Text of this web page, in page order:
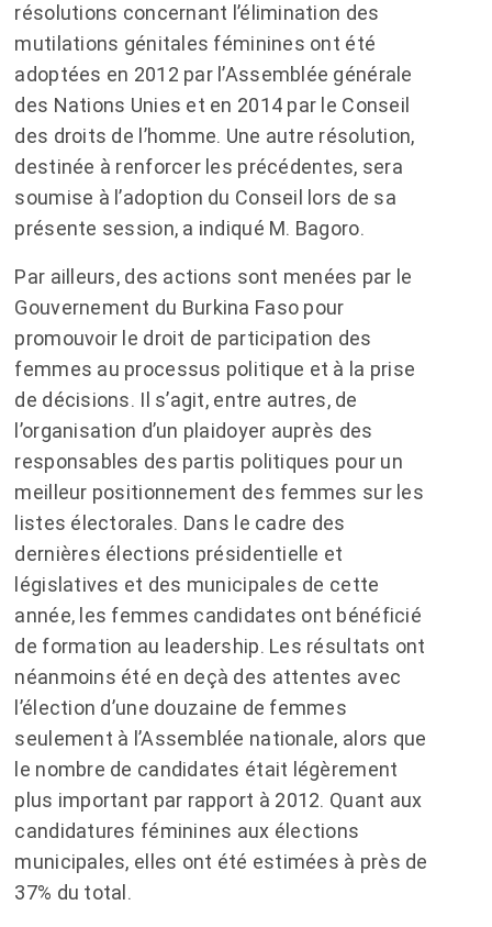
résolutions concernant l’élimination des
mutilations génitales féminines ont été
adoptées en 2012 par l’Assemblée générale
des Nations Unies et en 2014 par le Conseil
des droits de l’homme. Une autre résolution,
destinée à renforcer les précédentes, sera
soumise à l’adoption du Conseil lors de sa
présente session, a indiqué M. Bagoro.
Par ailleurs, des actions sont menées par le
Gouvernement du Burkina Faso pour
promouvoir le droit de participation des
femmes au processus politique et à la prise
de décisions. Il s’agit, entre autres, de
l’organisation d’un plaidoyer auprès des
responsables des partis politiques pour un
meilleur positionnement des femmes sur les
listes électorales. Dans le cadre des
dernières élections présidentielle et
législatives et des municipales de cette
année, les femmes candidates ont bénéficié
de formation au leadership. Les résultats ont
néanmoins été en deçà des attentes avec
l’élection d’une douzaine de femmes
seulement à l’Assemblée nationale, alors que
le nombre de candidates était légèrement
plus important par rapport à 2012. Quant aux
candidatures féminines aux élections
municipales, elles ont été estimées à près de
37% du total.